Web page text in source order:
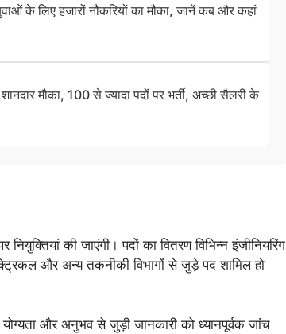
के लिए हजारों नौकरियों का मौका, जानें कब और कहां
मौका, 100 से ज्यादा पदों पर भर्ती, अच्छी सैलरी के
की जाएंगी। पदों का वितरण विभिन्न इंजीनियरिंग
और अन्य तकनीकी विभागों से जुड़े पद शामिल हो
और अनुभव से जुड़ी जानकारी को ध्यानपूर्वक जांच